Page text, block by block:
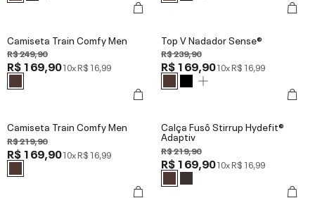
Camiseta Train Comfy Men
R$ 249,90
R$ 169,9010xR$ 16,99
Top V Nadador Sense®
R$ 239,90
R$ 169,9010xR$ 16,99
Camiseta Train Comfy Men
R$ 219,90
R$ 169,9010xR$ 16,99
Calça Fusô Stirrup Hydefit®
Adaptiv
R$ 219,90
R$ 169,9010xR$ 16,99